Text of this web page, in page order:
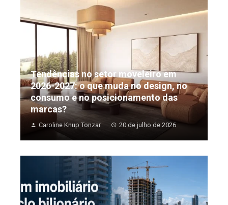
Tendências no setor moveleiro em
2026-2027: o que muda no design, no
consumo e no posicionamento das
marcas?
Caroline Knup Tonzar 20 de julho de 2026